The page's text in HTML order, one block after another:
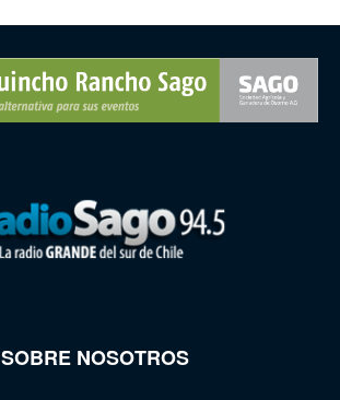
SOBRE NOSOTROS